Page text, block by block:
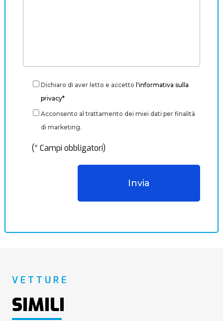
Dichiaro di aver letto e accetto l'informativa sulla
privacy*
Acconsento al trattamento dei miei dati per finalità
di marketing.
(* Campi obbligatori)
VETTURE
SIMILI